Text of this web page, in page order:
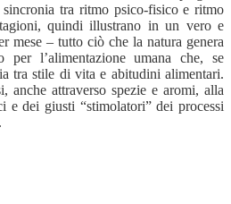
sincronia tra ritmo psico-fisico e ritmo
quindi illustrano in un vero e
mese – tutto ciò che la natura genera
l’alimentazione umana che, se
tra stile di vita e abitudini alimentari.
anche attraverso spezie e aromi, alla
e dei giusti “stimolatori” dei processi